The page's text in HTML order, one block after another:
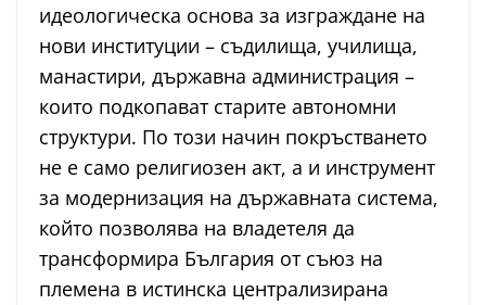
идеологическа основа за изграждане на
нови институции – съдилища, училища,
манастири, държавна администрация –
които подкопават старите автономни
структури. По този начин покръстването
не е само религиозен акт, а и инструмент
за модернизация на държавната система,
който позволява на владетеля да
трансформира България от съюз на
племена в истинска централизирана